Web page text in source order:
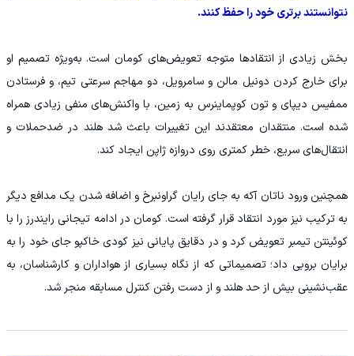
نتوانستند برتری خود را حفظ کنند.
بخش زیادی از انتقادها متوجه تعویض‌های کومان است. به‌ویژه تصمیم او
برای خارج کردن دونیل مالن و سامرویل، دو مهاجم سرعتی تیم، و فرستادن
ممفیس دیپای و تون کوپماینرس به زمین، با واکنش‌های منفی زیادی همراه
شده است. منتقدان معتقدند این تغییرات باعث شد هلند در ضدحملات و
انتقال‌های سریع، خطر کمتری روی دروازه ژاپن ایجاد کند.
همچنین ورود ناتان آکه به جای رایان گراونبرخ و اضافه شدن یک مدافع دیگر
به ترکیب نیز مورد انتقاد قرار گرفته است. کومان در ادامه تیجانی رایندرز را با
کوئینتن تیمبر تعویض کرد و در دقایق پایانی نیز کودی خاکپو جای خود را به
برایان بروبی داد؛ تصمیماتی که از نگاه بسیاری از هواداران و کارشناسان، به
عقب‌نشینی بیش از حد هلند و از دست رفتن کنترل مسابقه منجر شد.